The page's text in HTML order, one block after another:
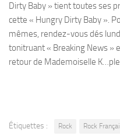
Dirty Baby » tient toutes ses
cette « Hungry Dirty Baby ».
mêmes, rendez-vous dés
tonitruant « Breaking News »
retour de Mademoiselle
Étiquettes : Rock Rock